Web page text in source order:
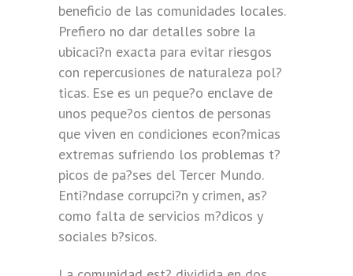
beneficio de las comunidades locales.
Prefiero no dar detalles sobre la
ubicaci?n exacta para evitar riesgos
con repercusiones de naturaleza pol?
ticas. Ese es un peque?o enclave de
unos peque?os cientos de personas
que viven en condiciones econ?micas
extremas sufriendo los problemas t?
picos de pa?ses del Tercer Mundo.
Enti?ndase corrupci?n y crimen, as?
como falta de servicios m?dicos y
sociales b?sicos.